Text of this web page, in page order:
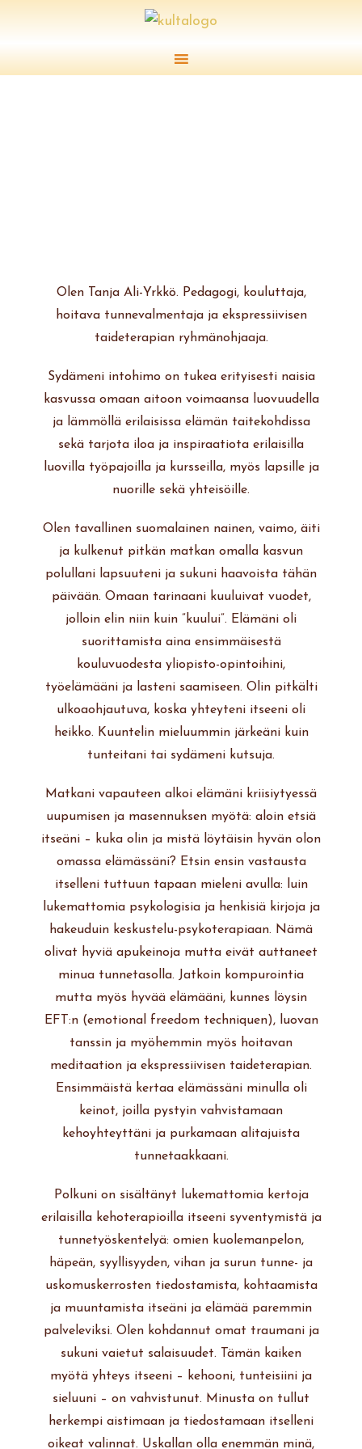
Olen Tanja Ali-Yrkkö. Pedagogi, kouluttaja,
hoitava tunnevalmentaja ja ekspressiivisen
taideterapian ryhmänohjaaja.
Sydämeni intohimo on tukea erityisesti naisia
kasvussa omaan aitoon voimaansa luovuudella
ja lämmöllä erilaisissa elämän taitekohdissa
sekä tarjota iloa ja inspiraatiota erilaisilla
luovilla työpajoilla ja kursseilla, myös lapsille ja
nuorille sekä yhteisöille.
Olen tavallinen suomalainen nainen, vaimo, äiti
ja kulkenut pitkän matkan omalla kasvun
polullani lapsuuteni ja sukuni haavoista tähän
päivään. Omaan tarinaani kuuluivat vuodet,
jolloin elin niin kuin ”kuului”. Elämäni oli
suorittamista aina ensimmäisestä
kouluvuodesta yliopisto-opintoihini,
työelämääni ja lasteni saamiseen. Olin pitkälti
ulkoaohjautuva, koska yhteyteni itseeni oli
heikko. Kuuntelin mieluummin järkeäni kuin
tunteitani tai sydämeni kutsuja.
Matkani vapauteen alkoi elämäni kriisiytyessä
uupumisen ja masennuksen myötä: aloin etsiä
itseäni – kuka olin ja mistä löytäisin hyvän olon
omassa elämässäni? Etsin ensin vastausta
itselleni tuttuun tapaan mieleni avulla: luin
lukemattomia psykologisia ja henkisiä kirjoja ja
hakeuduin keskustelu-psykoterapiaan. Nämä
olivat hyviä apukeinoja mutta eivät auttaneet
minua tunnetasolla. Jatkoin kompurointia
mutta myös hyvää elämääni, kunnes löysin
EFT:n (emotional freedom techniquen), luovan
tanssin ja myöhemmin myös hoitavan
meditaation ja ekspressiivisen taideterapian.
Ensimmäistä kertaa elämässäni minulla oli
keinot, joilla pystyin vahvistamaan
kehoyhteyttäni ja purkamaan alitajuista
tunnetaakkaani.
Polkuni on sisältänyt lukemattomia kertoja
erilaisilla kehoterapioilla itseeni syventymistä ja
tunnetyöskentelyä: omien kuolemanpelon,
häpeän, syyllisyyden, vihan ja surun tunne- ja
uskomuskerrosten tiedostamista, kohtaamista
ja muuntamista itseäni ja elämää paremmin
palveleviksi. Olen kohdannut omat traumani ja
sukuni vaietut salaisuudet. Tämän kaiken
myötä yhteys itseeni – kehooni, tunteisiini ja
sieluuni – on vahvistunut. Minusta on tullut
herkempi aistimaan ja tiedostamaan itselleni
oikeat valinnat. Uskallan olla enemmän minä,